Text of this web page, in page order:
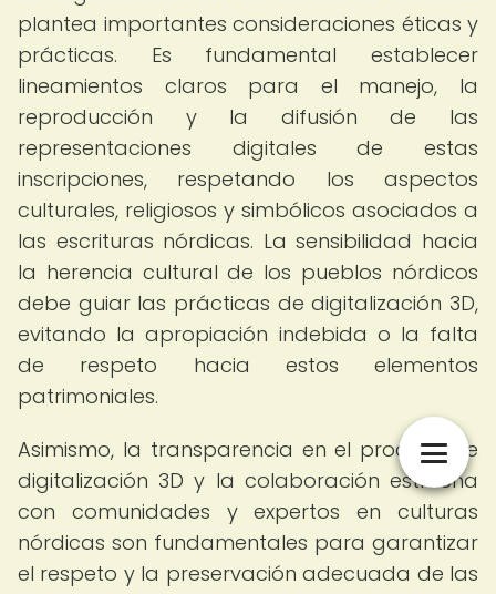
plantea importantes consideraciones éticas y
prácticas. Es fundamental establecer
lineamientos claros para el manejo, la
reproducción y la difusión de las
representaciones digitales de estas
inscripciones, respetando los aspectos
culturales, religiosos y simbólicos asociados a
las escrituras nórdicas. La sensibilidad hacia
la herencia cultural de los pueblos nórdicos
debe guiar las prácticas de digitalización 3D,
evitando la apropiación indebida o la falta
de respeto hacia estos elementos
patrimoniales.
Asimismo, la transparencia en el proceso de
digitalización 3D y la colaboración estrecha
con comunidades y expertos en culturas
nórdicas son fundamentales para garantizar
el respeto y la preservación adecuada de las